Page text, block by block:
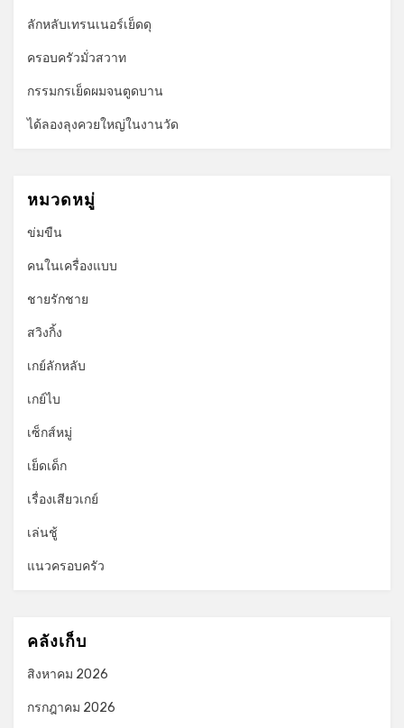
ลักหลับเทรนเนอร์เย็ดดุ
ครอบครัวมั่วสวาท
กรรมกรเย็ดผมจนตูดบาน
ได้ลองลุงควยใหญ่ในงานวัด
หมวดหมู่
ข่มขืน
คนในเครื่องแบบ
ชายรักชาย
สวิงกิ้ง
เกย์ลักหลับ
เกย์ไบ
เซ็กส์หมู่
เย็ดเด็ก
เรื่องเสียวเกย์
เล่นชู้
แนวครอบครัว
คลังเก็บ
สิงหาคม 2026
กรกฎาคม 2026